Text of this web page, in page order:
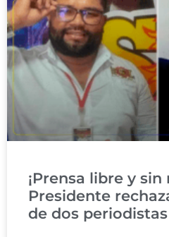
¡Prensa libre y sin
Presidente
de dos periodistas